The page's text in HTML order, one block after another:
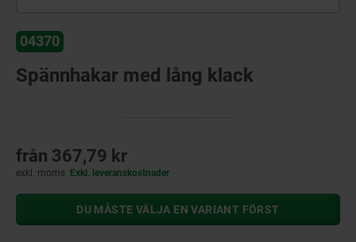
04370
Spännhakar med lång klack
från 367,79 kr
exkl. moms Exkl. leveranskostnader
DU MÅSTE VÄLJA EN VARIANT FÖRST